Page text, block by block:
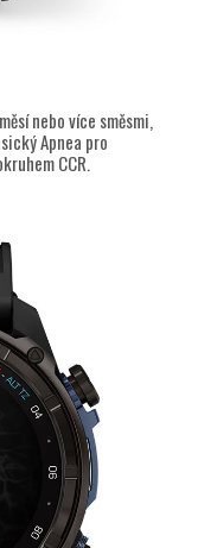
nebo více směsmi,
Apnea pro
CCR.